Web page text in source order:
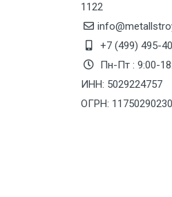
1122
+7 (499) 495-
Пн-Пт : 9:00-
ИНН: 5029224757
ОГРН: